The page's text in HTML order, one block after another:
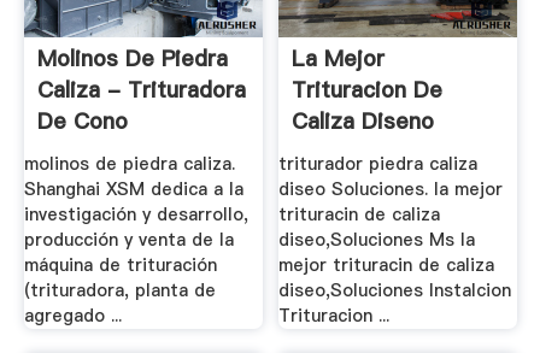
Molinos De Piedra
Caliza - Trituradora
De Cono
molinos de piedra caliza.
Shanghai XSM dedica a la
investigación y desarrollo,
producción y venta de la
máquina de trituración
(trituradora, planta de
agregado ...
La Mejor
Trituracion De
Caliza Diseno
Soluciones
triturador piedra caliza
diseo Soluciones. la mejor
trituracin de caliza
diseo,Soluciones Ms la
mejor trituracin de caliza
diseo,Soluciones Instalcion
Trituracion ...